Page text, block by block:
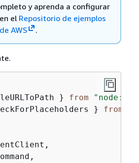
y aprenda a configurar
el Repositorio de ejemplos
AWS
.
} from
} from